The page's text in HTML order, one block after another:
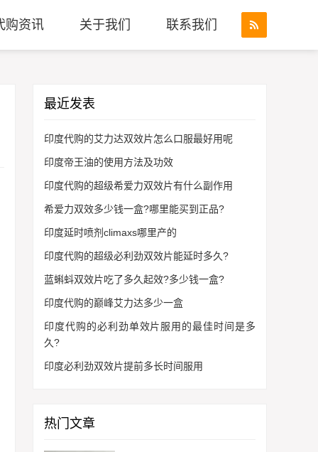
购资讯 关于我们 联系我们
最近发表
印度代购的艾力达双效片怎么口服最好用呢
印度帝王油的使用方法及功效
印度代购的超级希爱力双效片有什么副作用
希爱力双效多少钱一盒?哪里能买到正品?
印度延时喷剂climaxs哪里产的
印度代购的超级必利劲双效片能延时多久?
蓝蝌蚪双效片吃了多久起效?多少钱一盒?
印度代购的巅峰艾力达多少一盒
印度代购的必利劲单效片服用的最佳时间是多
久?
印度必利劲双效片提前多长时间服用
热门文章